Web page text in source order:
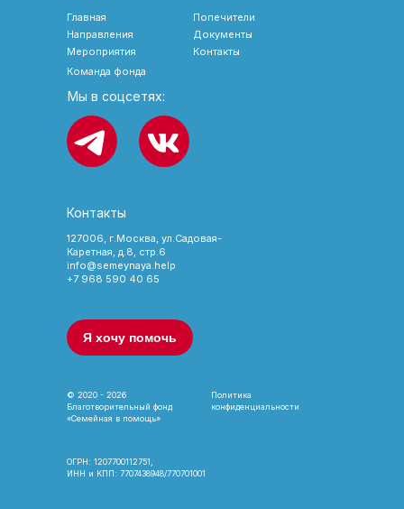
Я хочу помочь
Политика
конфиденциальности
© 2020 - 2026
Благотворительный фонд
«Семейная в помощь»
127006, г.Москва, ул.Садовая-
Каретная, д.8, стр.6
info@semeynaya.help
+7 968 590 40 65
Контакты
Мы в соцсетях:
Главная
Направления
Мероприятия
Документы
Попечители
Контакты
ОГРН: 1207700112751,
ИНН и КПП: 7707438948/770701001
Команда фонда